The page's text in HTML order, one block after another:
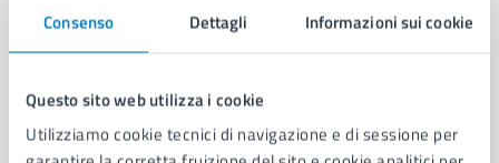
Consenso Dettagli Informazioni sui cookie
Questo sito web utilizza i cookie
Utilizziamo cookie tecnici di navigazione e di sessione per
Comune di Napoli
AMMINISTRAZIONE
Aree amministrative
Organi di governo